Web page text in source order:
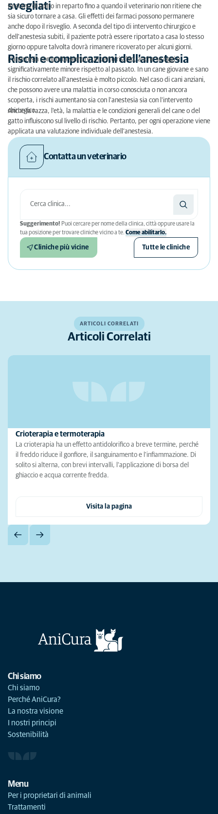
svegliati
Restano di solito in reparto fino a quando il veterinario non ritiene che
sia sicuro tornare a casa. Gli effetti dei farmaci possono permanere
anche dopo il risveglio. A seconda del tipo di intervento chirurgico e
dell'anestesia subiti, il paziente potrà essere riportato a casa lo stesso
giorno oppure talvolta dovrà rimanere ricoverato per alcuni giorni.
Rischi e complicazioni dell’anestesia
L’anestesia comporta sempre un certo rischio, anche se oggi è
significativamente minore rispetto al passato. In un cane giovane e sano
il rischio correlato all’anestesia è molto piccolo. Nel caso di cani anziani,
che possono avere una malattia in corso conosciuta o non ancora
scoperta, i rischi aumentano sia con l'anestesia sia con l’intervento
chirurgico.
Anche la razza, l'età, la malattia e le condizioni generali del cane o del
gatto influiscono sul livello di rischio. Pertanto, per ogni operazione viene
applicata una valutazione individuale dell’anestesia.
Contatta un veterinario
Suggerimento! Puoi cercare per nome della clinica, città oppure usare la
tua posizione per trovare cliniche vicino a te. Come abilitarlo.
Cliniche più vicine Tutte le cliniche
ARTICOLI CORRELATI
Articoli Correlati
Crioterapia e termoterapia
La crioterapia ha un effetto antidolorifico a breve termine, perché
il freddo riduce il gonfiore, il sanguinamento e l'infiammazione. Di
solito si alterna, con brevi intervalli, l’applicazione di borsa del
ghiaccio e acqua corrente fredda.
Visita la pagina
Chi siamo
Chi siamo
Perché AniCura?
La nostra visione
I nostri principi
Sostenibilità
Menu
Per i proprietari di animali
Trattamenti